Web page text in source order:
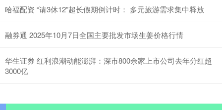
哈福配资 “请3休12”超长假期倒计时： 多元旅游需求集中释放
融券通 2025年10月7日全国主要批发市场生姜价格行情
华生证券 红利浪潮动能澎湃：深市800余家上市公司去年分红超
3000亿